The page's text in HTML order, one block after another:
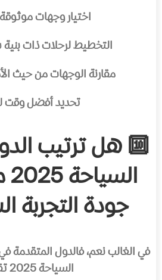
اختيار وجهات
التخطيط لرحلات ذات
مقارنة الوجهات من حيث
تحديد أفضل وقت
🔟 هل ترتيب
جودة التجربة
في الغالب نعم، فالدول المتقدمة
السياحة 2025 تقدم: